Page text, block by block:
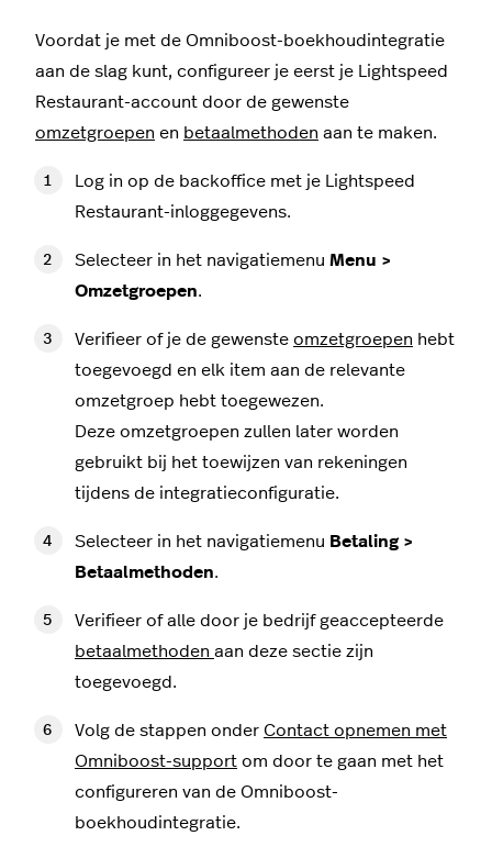
Voordat je met de Omniboost-boekhoudintegratie
aan de slag kunt, configureer je eerst je Lightspeed
Restaurant-account door de gewenste
omzetgroepen en betaalmethoden aan te maken.
Log in op de backoffice met je Lightspeed
Restaurant-inloggegevens.
Selecteer in het navigatiemenu Menu >
Omzetgroepen.
Verifieer of je de gewenste omzetgroepen hebt
toegevoegd en elk item aan de relevante
omzetgroep hebt toegewezen.
Deze omzetgroepen zullen later worden
gebruikt bij het toewijzen van rekeningen
tijdens de integratieconfiguratie.
Selecteer in het navigatiemenu Betaling >
Betaalmethoden.
Verifieer of alle door je bedrijf geaccepteerde
betaalmethoden aan deze sectie zijn
toegevoegd.
Volg de stappen onder Contact opnemen met
Omniboost-support om door te gaan met het
configureren van de Omniboost-
boekhoudintegratie.